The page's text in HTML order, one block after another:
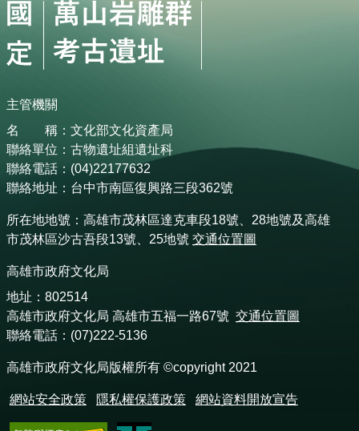
主管機關
名 稱：文化部文化資產局
聯絡單位：古物遺址組遺址科
聯絡電話：(04)22177632
聯絡地址：台中市南區復興路三段362號
所在地地號：高雄市茂林區達克車段18號、28地號及高雄
市茂林區沙古吾段13號、25地號 交通位置圖
高雄市政府文化局
地址：802514
高雄市政府文化局 高雄市五福一路67號 交通位置圖
聯絡電話：(07)222-5136
高雄市政府文化局版權所有 ©copyright 2021
網站安全政策 隱私權保護政策 網站資料開放宣告